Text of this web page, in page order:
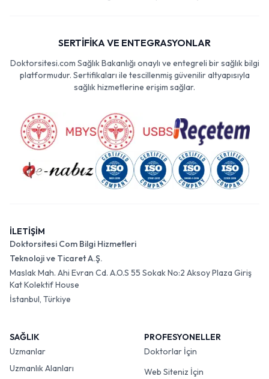
SERTİFİKA VE ENTEGRASYONLAR
Doktorsitesi.com Sağlık Bakanlığı onaylı ve entegreli bir sağlık bilgi
platformudur. Sertifikaları ile tescillenmiş güvenilir altyapısıyla
sağlık hizmetlerine erişim sağlar.
İLETİŞİM
Doktorsitesi Com Bilgi Hizmetleri
Teknoloji ve Ticaret A.Ş.
Maslak Mah. Ahi Evran Cd. A.O.S 55 Sokak No:2 Aksoy Plaza Giriş
Kat Kolektif House
İstanbul, Türkiye
SAĞLIK
Uzmanlar
Uzmanlık Alanları
PROFESYONELLER
Doktorlar İçin
Web Siteniz İçin